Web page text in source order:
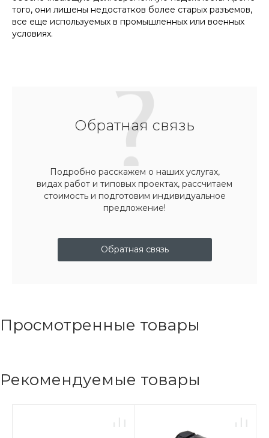
того, они лишены недостатков более старых разъемов,
все еще используемых в промышленных или военных
условиях.
Обратная связь
Подробно расскажем о наших услугах,
видах работ и типовых проектах, рассчитаем
стоимость и подготовим индивидуальное
предложение!
Обратная связь
Просмотренные товары
Рекомендуемые товары